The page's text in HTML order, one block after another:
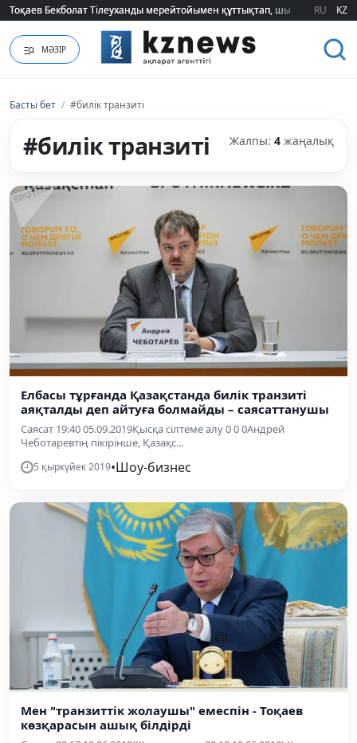
Тоқаев Бекболат Тілеуханды мерейтойымен құттықтап, шығармашылық
Тоқаев Бекболат Тілеуханды мерейтойымен құттықтап, шығармашылық
RU KZ
МӘЗІР
Басты бет / #билік транзиті
#билік транзиті Жалпы: 4 жаңалық
Елбасы тұрғанда Қазақстанда билік транзиті
аяқталды деп айтуға болмайды – саясаттанушы
Саясат 19:40 05.09.2019Қысқа сілтеме алу 0 0 0Андрей
Чеботаревтің пікірінше, Қазақс...
5 қыркүйек 2019•Шоу-бизнес
Мен "транзиттік жолаушы" емеспін - Тоқаев
көзқарасын ашық білдірді